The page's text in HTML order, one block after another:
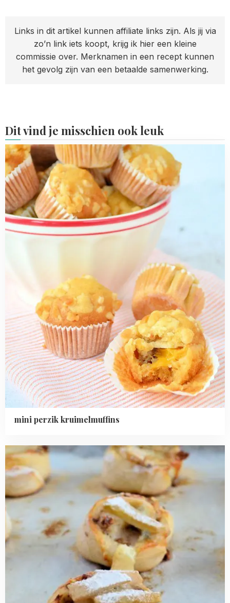
Links in dit artikel kunnen affiliate links zijn. Als jij via
zo’n link iets koopt, krijg ik hier een kleine
commissie over. Merknamen in een recept kunnen
het gevolg zijn van een betaalde samenwerking.
Dit vind je misschien ook leuk
mini perzik kruimelmuffins
Read
more
about
mini
perzik
kruimelmuffins
Read
more
about
Walnoten,
gorgonzola
en
peer
broodjes